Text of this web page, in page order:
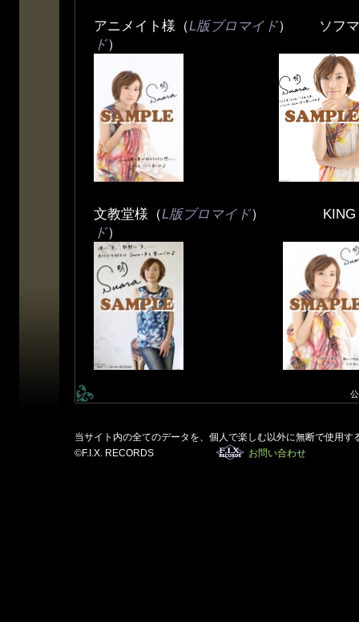
アニメイト様（L版ブロマイド） ソフマ
ド）
文教堂様（L版ブロマイド） KING e-
ド）
当サイト内の全てのデータを、個人で楽しむ以外に無断で使用す
©F.I.X. RECORDS
お問い合わせ